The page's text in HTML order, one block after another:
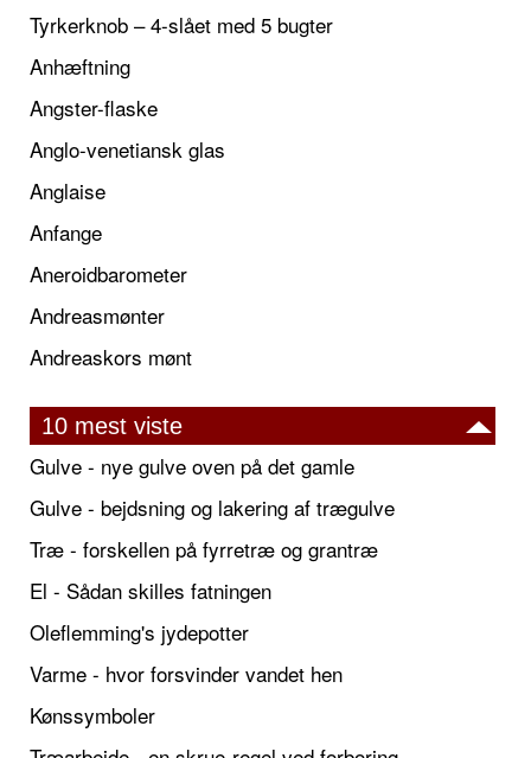
Tyrkerknob – 4-slået med 5 bugter
Anhæftning
Angster-flaske
Anglo-venetiansk glas
Anglaise
Anfange
Aneroidbarometer
Andreasmønter
Andreaskors mønt
10 mest viste
Gulve - nye gulve oven på det gamle
Gulve - bejdsning og lakering af trægulve
Træ - forskellen på fyrretræ og grantræ
El - Sådan skilles fatningen
Oleflemming's jydepotter
Varme - hvor forsvinder vandet hen
Kønssymboler